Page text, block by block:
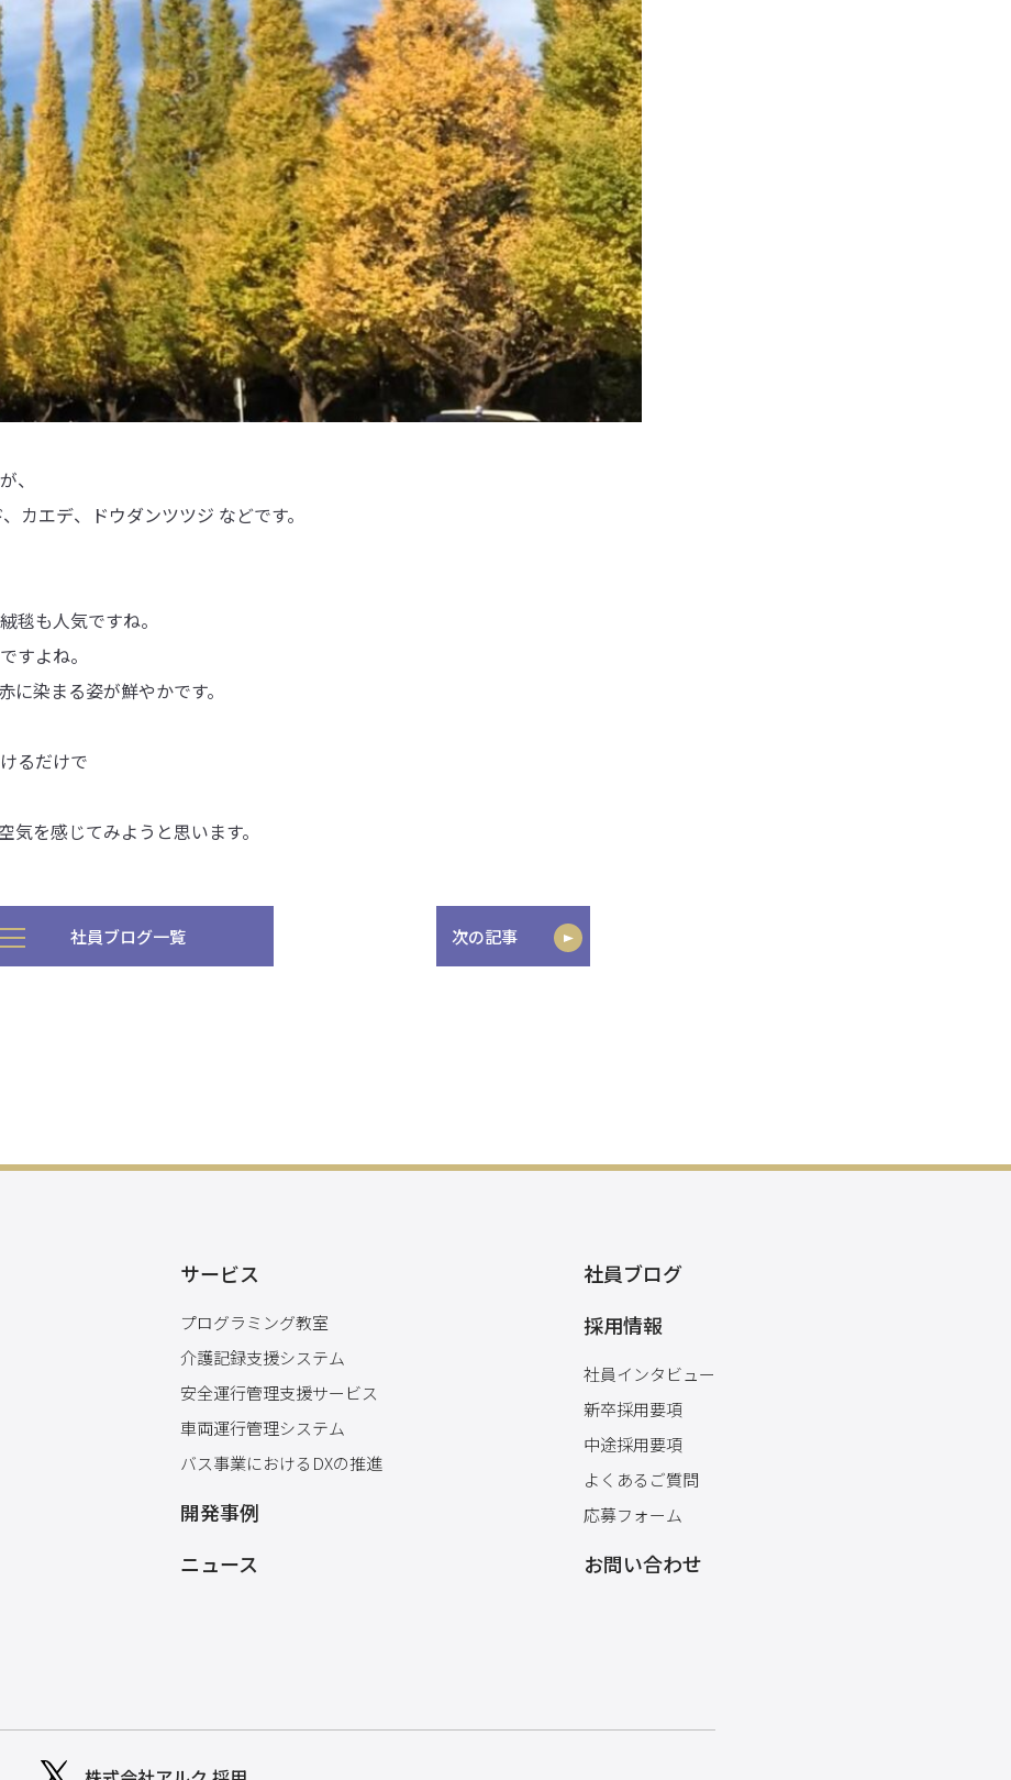
、
カエデ、ドウダンツツジ などです。
毯も人気ですね。
すよね。
染まる姿が鮮やかです。
るだけで
を感じてみようと思います。
社員ブログ一覧 次の記事
サービス
プログラミング教室
介護記録支援システム
安全運行管理支援サービス
車両運行管理システム
バス事業におけるDXの推進
開発事例
ニュース
社員ブログ
採用情報
社員インタビュー
新卒採用要項
中途採用要項
よくあるご質問
応募フォーム
お問い合わせ